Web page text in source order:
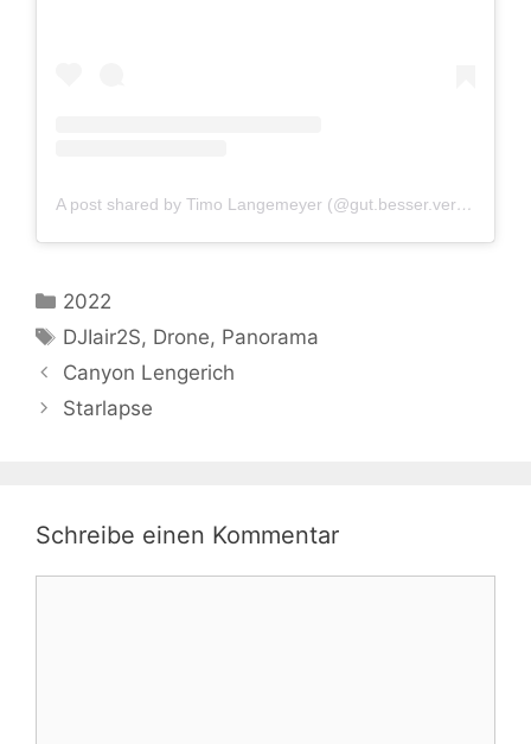
A post shared by Timo Langemeyer (@gut.besser.vermesser)
Kategorien
2022
Schlagwörter
DJIair2S, Drone, Panorama
Canyon Lengerich
Starlapse
Schreibe einen Kommentar